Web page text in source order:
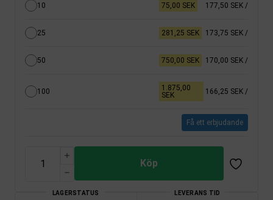
10 75,00 SEK 177,50 SEK /
25 281,25 SEK 173,75 SEK /
50 750,00 SEK 170,00 SEK /
100
1.875,00
SEK
166,25 SEK /
Få ett erbjudande
Köp
LAGERSTATUS LEVERANS TID